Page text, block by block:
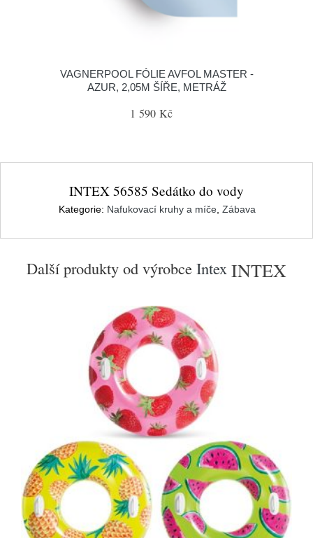
VAGNERPOOL FÓLIE AVFOL MASTER -
AZUR, 2,05M ŠÍŘE, METRÁŽ
1 590 Kč
INTEX 56585 Sedátko do vody
Kategorie: Nafukovací kruhy a míče Zábava
Další produkty od výrobce Intex INTEX